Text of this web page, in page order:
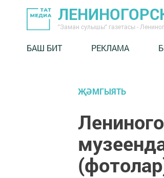
"Заман сулышы" газетасы -
БАШ БИТ РЕКЛАМА
ҖӘМГЫЯТЬ